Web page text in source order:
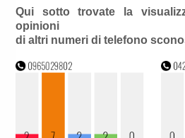
Qui sotto trovate la
opinioni
di altri numeri di telefono